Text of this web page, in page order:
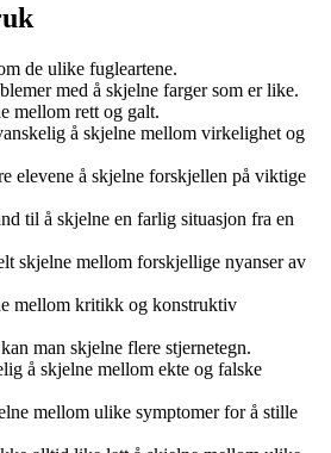
de ulike fugleartene.
med å skjelne farger som er like.
mellom rett og galt.
å skjelne mellom virkelighet og
elevene å skjelne forskjellen på viktige
til å skjelne en farlig situasjon fra en
skjelne mellom forskjellige nyanser av
mellom kritikk og konstruktiv
man skjelne flere stjernetegn.
å skjelne mellom ekte og falske
mellom ulike symptomer for å stille